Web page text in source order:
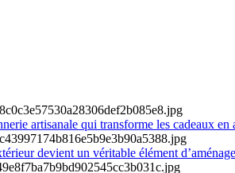
artisanale qui transforme les cadeaux en
devient un véritable élément